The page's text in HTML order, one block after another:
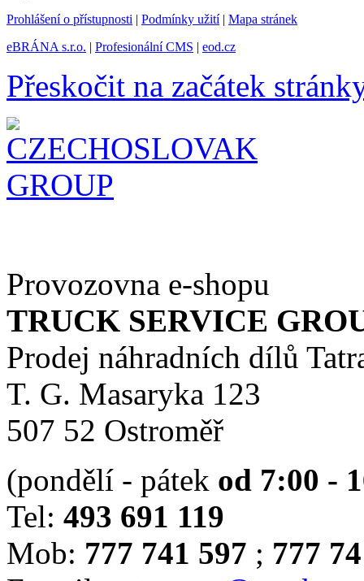
Prohlášení o přístupnosti | Podmínky užití| Mapa stránek
eBRÁNA s.r.o. | Profesionální CMS | eod.cz
Přeskočit na začátek
Provozovna e-shopu
TRUCK SERVICE
Prodej náhradních dílů
T. G. Masaryka 123
507 52 Ostroměř
(pondělí - pátek od 7:00 -
Tel: 493 691 119
Mob: 777 741 597 ; 777